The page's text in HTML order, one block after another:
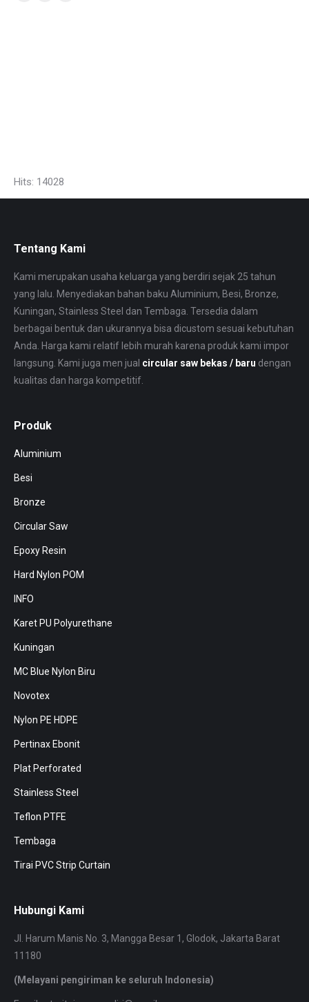
Hits: 14028
Tentang Kami
Kami merupakan usaha keluarga yang berdiri sejak 25 tahun
yang lalu. Menyediakan bahan baku Aluminium, Besi, Bronze,
Kuningan, Stainless Steel dan Tembaga. Tersedia dalam
berbagai bentuk dan ukurannya bisa dicustom sesuai kebutuhan
Anda. Harga kami relatif lebih murah karena produk kami impor
langsung. Kami juga men jual circular saw bekas / baru dengan
kualitas dan harga kompetitif.
Produk
Aluminium
Besi
Bronze
Circular Saw
Epoxy Resin
Hard Nylon POM
INFO
Karet PU Polyurethane
Kuningan
MC Blue Nylon Biru
Novotex
Nylon PE HDPE
Pertinax Ebonit
Plat Perforated
Stainless Steel
Teflon PTFE
Tembaga
Tirai PVC Strip Curtain
Hubungi Kami
Jl. Harum Manis No. 3, Mangga Besar 1, Glodok, Jakarta Barat
11180
(Melayani pengiriman ke seluruh Indonesia)